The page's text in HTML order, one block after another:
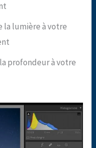
la lumière à votre
profondeur à votre